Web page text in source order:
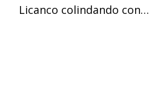
Licanco colindando con…